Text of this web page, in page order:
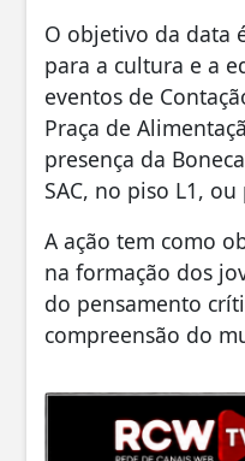
O objetivo da data
para a cultura e a
eventos de
Praça de
presença da
SAC, no piso L1,
A ação tem como
na formação dos
do pensamento
compreensão do